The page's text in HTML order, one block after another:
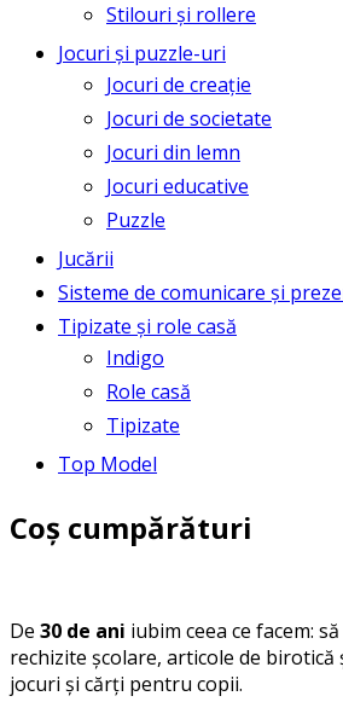
Stilouri și rollere
Jocuri și puzzle-uri
Jocuri de creație
Jocuri de societate
Jocuri din lemn
Jocuri educative
Puzzle
Jucării
Sisteme de comunicare și
Tipizate și role casă
Indigo
Role casă
Tipizate
Top Model
Coș cumpărături
De 30 de ani iubim ceea ce facem:
rechizite școlare, articole de birotică
jocuri și cărți pentru copii.